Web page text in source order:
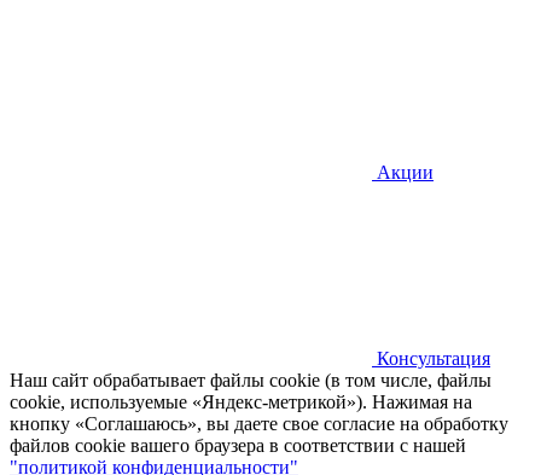
Акции
Консультация
Наш сайт обрабатывает файлы cookie (в том числе, файлы
cookie, используемые «Яндекс-метрикой»). Нажимая на
кнопку «Соглашаюсь», вы даете свое согласие на обработку
файлов cookie вашего браузера в соответствии с нашей
"политикой конфиденциальности"